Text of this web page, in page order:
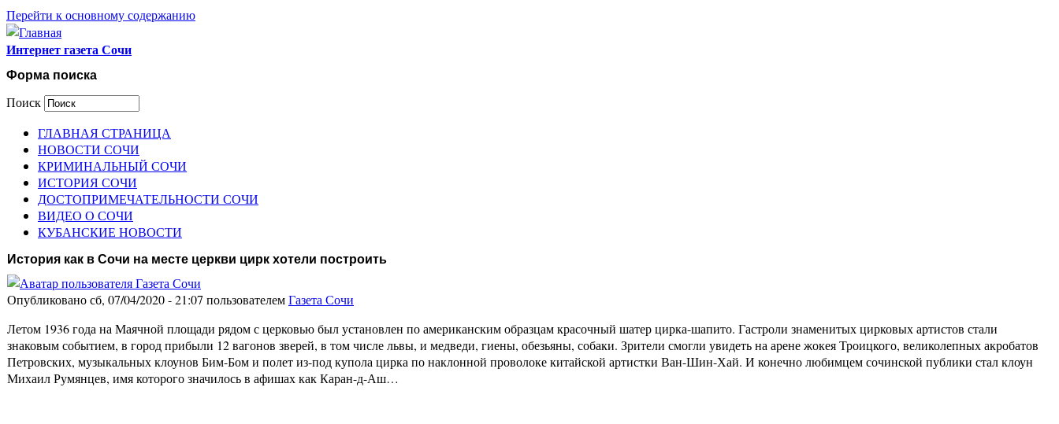
Перейти к основному содержанию
Интернет газета Сочи
Форма поиска
Поиск
ГЛАВНАЯ СТРАНИЦА
НОВОСТИ СОЧИ
КРИМИНАЛЬНЫЙ СОЧИ
ИСТОРИЯ СОЧИ
ДОСТОПРИМЕЧАТЕЛЬНОСТИ СОЧИ
ВИДЕО О СОЧИ
КУБАНСКИЕ НОВОСТИ
История как в Сочи на месте церкви цирк хотели построить
Опубликовано сб, 07/04/2020 - 21:07 пользователемГазета Сочи
Летом 1936 года на Маячной площади рядом с церковью был установлен по американским образцам красочный шатер цирка-шапито. Гастроли знаменитых цирковых артистов стали
знаковым событием, в город прибыли 12 вагонов зверей, в том числе львы, и медведи, гиены, обезьяны, собаки. Зрители смогли увидеть на арене жокея Троицкого, великолепных акробатов
Петровских, музыкальных клоунов Бим-Бом и полет из-под купола цирка по наклонной проволоке китайской артистки Ван-Шин-Хай. И конечно любимцем сочинской публики стал клоун
Михаил Румянцев, имя которого значилось в афишах как Каран-д-Аш…